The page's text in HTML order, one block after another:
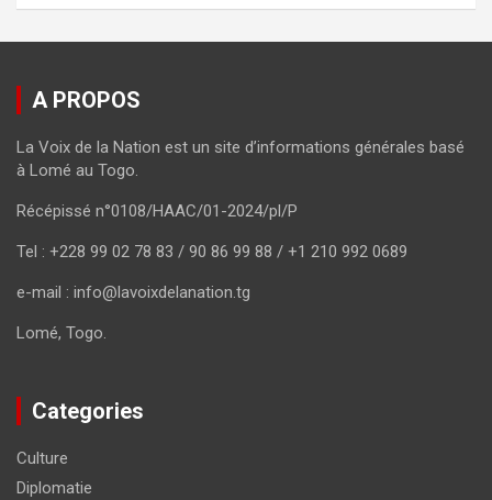
A PROPOS
La Voix de la Nation est un site d’informations générales basé
à Lomé au Togo.
Récépissé n°0108/HAAC/01-2024/pl/P
Tel : +228 99 02 78 83 / 90 86 99 88 / +1 210 992 0689
e-mail : info@lavoixdelanation.tg
Lomé, Togo.
Categories
Culture
Diplomatie